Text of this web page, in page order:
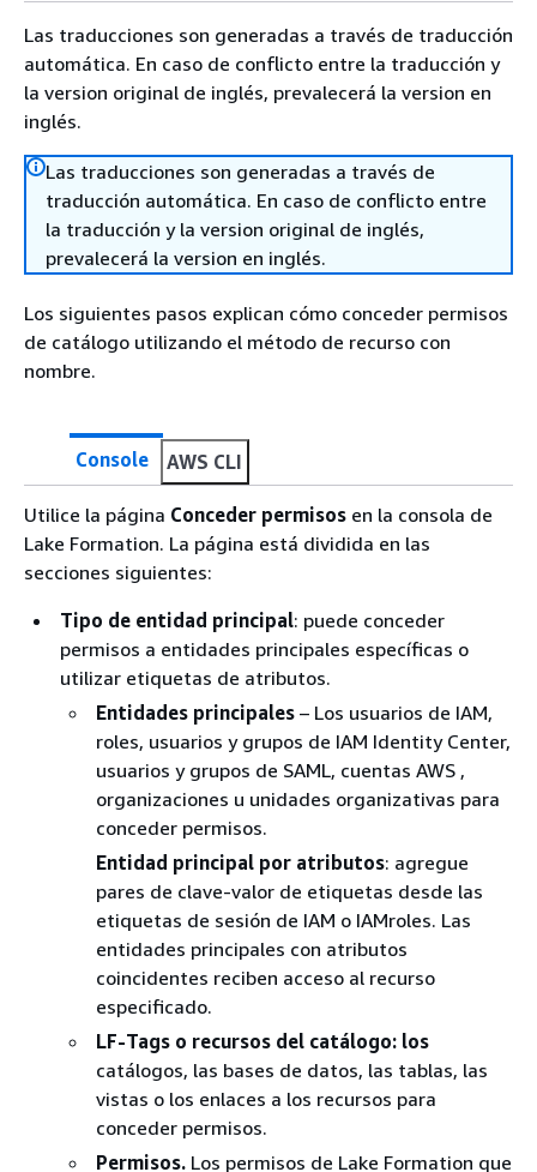
Las traducciones son generadas a través de traducción
automática. En caso de conflicto entre la traducción y
la version original de inglés, prevalecerá la version en
inglés.
Las traducciones son generadas a través de
traducción automática. En caso de conflicto entre
la traducción y la version original de inglés,
prevalecerá la version en inglés.
Los siguientes pasos explican cómo conceder permisos
de catálogo utilizando el método de recurso con
nombre.
Console AWS CLI
Utilice la página Conceder permisos en la consola de
Lake Formation. La página está dividida en las
secciones siguientes:
Tipo de entidad principal: puede conceder
permisos a entidades principales específicas o
utilizar etiquetas de atributos.
Entidades principales – Los usuarios de IAM,
roles, usuarios y grupos de IAM Identity Center,
usuarios y grupos de SAML, cuentas AWS ,
organizaciones u unidades organizativas para
conceder permisos.
Entidad principal por atributos: agregue
pares de clave-valor de etiquetas desde las
etiquetas de sesión de IAM o IAMroles. Las
entidades principales con atributos
coincidentes reciben acceso al recurso
especificado.
LF-Tags o recursos del catálogo: los
catálogos, las bases de datos, las tablas, las
vistas o los enlaces a los recursos para
conceder permisos.
Permisos. Los permisos de Lake Formation que